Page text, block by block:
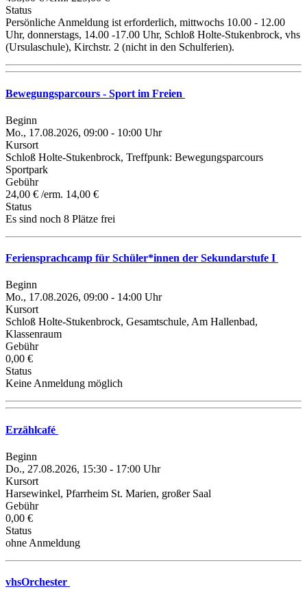
Status
Persönliche Anmeldung ist erforderlich, mittwochs 10.00 - 12.00
Uhr, donnerstags, 14.00 -17.00 Uhr, Schloß Holte-Stukenbrock, vhs
(Ursulaschule), Kirchstr. 2 (nicht in den Schulferien).
Bewegungsparcours - Sport im Freien
Beginn
Mo., 17.08.2026, 09:00 - 10:00 Uhr
Kursort
Schloß Holte-Stukenbrock, Treffpunk: Bewegungsparcours
Sportpark
Gebühr
24,00 € /erm. 14,00 €
Status
Es sind noch 8 Plätze frei
Feriensprachcamp für Schüler*innen der Sekundarstufe I
Beginn
Mo., 17.08.2026, 09:00 - 14:00 Uhr
Kursort
Schloß Holte-Stukenbrock, Gesamtschule, Am Hallenbad,
Klassenraum
Gebühr
0,00 €
Status
Keine Anmeldung möglich
Erzählcafé
Beginn
Do., 27.08.2026, 15:30 - 17:00 Uhr
Kursort
Harsewinkel, Pfarrheim St. Marien, großer Saal
Gebühr
0,00 €
Status
ohne Anmeldung
vhsOrchester